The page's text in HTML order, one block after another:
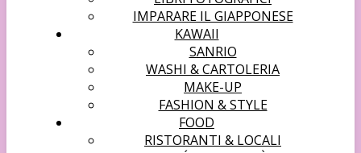
IMPARARE IL GIAPPONESE
KAWAII
SANRIO
WASHI & CARTOLERIA
MAKE-UP
FASHION & STYLE
FOOD
RISTORANTI & LOCALI